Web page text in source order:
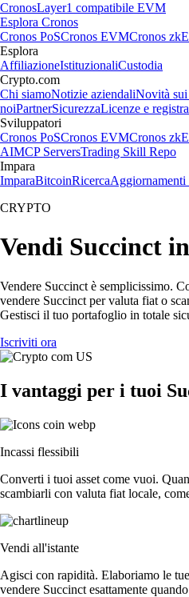
CronosLayer1 compatibile EVM
Esplora Cronos
Cronos PoSCronos EVMCronos
Esplora
AffiliazioneIstituzionaliCustodia
Crypto.com
Chi siamoNotizie aziendaliNovità
noiPartnerSicurezzaLicenze e
Sviluppatori
Cronos PoSCronos EVMCronos
AIMCP ServersTrading Skill Repo
Impara
ImparaBitcoinRicercaAggiornamenti
CRYPTO
Vendi Succinct
Vendere Succinct è semplicissimo.
vendere Succinct per valuta fiat o
Gestisci il tuo portafoglio in totale
Iscriviti ora
I vantaggi per i tuoi
Incassi flessibili
Converti i tuoi asset come vuoi.
scambiarli con valuta fiat locale,
Vendi all'istante
Agisci con rapidità. Elaboriamo le
vendere Succinct esattamente